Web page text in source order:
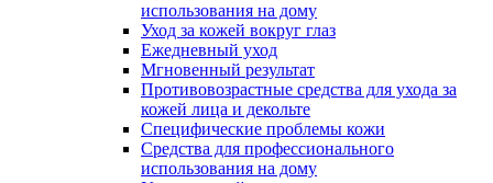
использования на дому
Уход за кожей вокруг глаз
Ежедневный уход
Мгновенный результат
Противовозрастные средства для ухода за
кожей лица и декольте
Специфические проблемы кожи
Средства для профессионального
использования на дому